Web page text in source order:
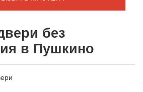
без
в Пушкино